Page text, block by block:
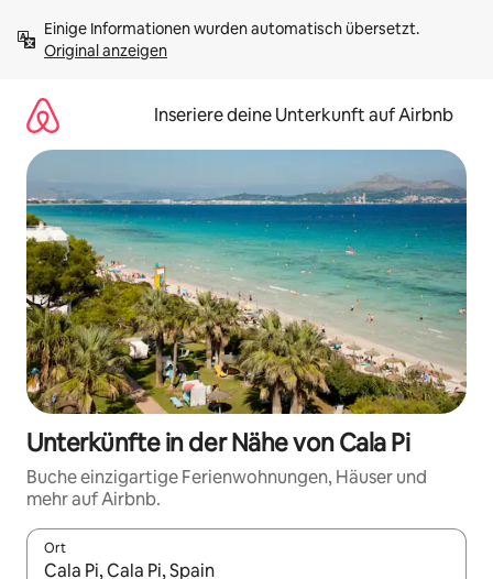
Inhalten
springenOriginal anzeigen
Inseriere deine Unterkunft auf Airbnb
Unterkünfte in der Nähe von Cala Pi
Buche einzigartige Ferienwohnungen, Häuser und
mehr auf Airbnb.
Ort
Wenn Ergebnisse verfügbar sind, navigiere mit den